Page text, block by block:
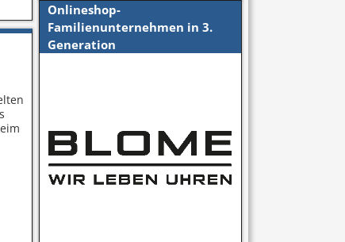
Onlineshop-
Familienunternehmen in 3.
Generation